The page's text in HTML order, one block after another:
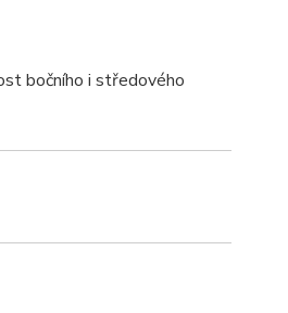
bočního i středového